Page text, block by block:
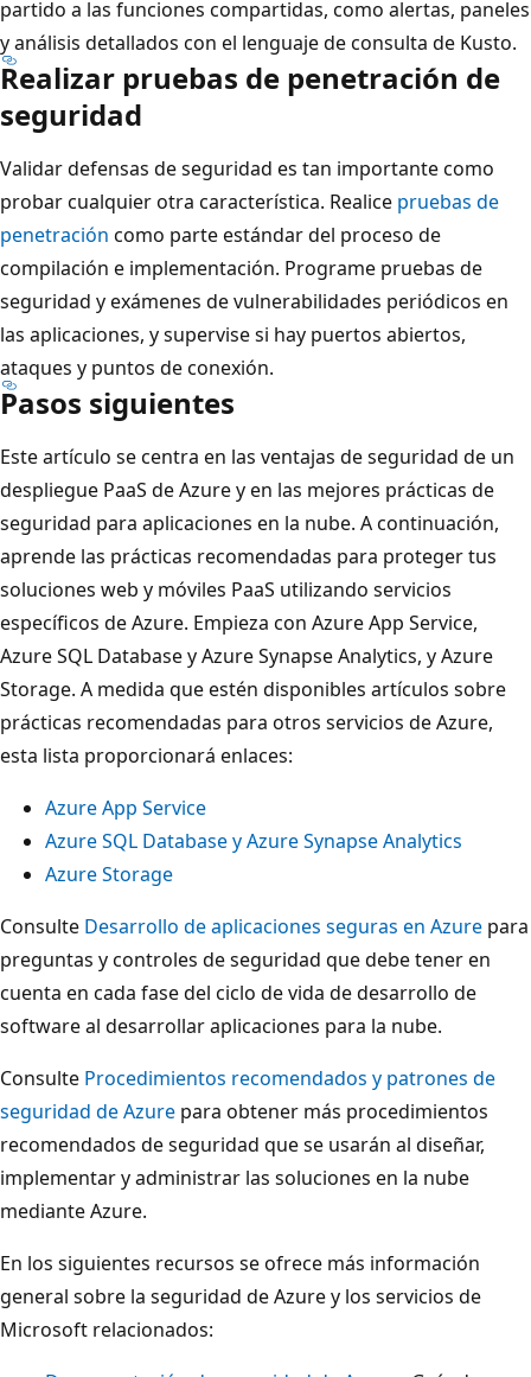
partido a las funciones compartidas, como alertas, paneles
y análisis detallados con el lenguaje de consulta de Kusto.
Realizar pruebas de penetración de
seguridad
Validar defensas de seguridad es tan importante como
probar cualquier otra característica. Realice pruebas de
penetración como parte estándar del proceso de
compilación e implementación. Programe pruebas de
seguridad y exámenes de vulnerabilidades periódicos en
las aplicaciones, y supervise si hay puertos abiertos,
ataques y puntos de conexión.
Pasos siguientes
Este artículo se centra en las ventajas de seguridad de un
despliegue PaaS de Azure y en las mejores prácticas de
seguridad para aplicaciones en la nube. A continuación,
aprende las prácticas recomendadas para proteger tus
soluciones web y móviles PaaS utilizando servicios
específicos de Azure. Empieza con Azure App Service,
Azure SQL Database y Azure Synapse Analytics, y Azure
Storage. A medida que estén disponibles artículos sobre
prácticas recomendadas para otros servicios de Azure,
esta lista proporcionará enlaces:
Azure App Service
Azure SQL Database y Azure Synapse Analytics
Azure Storage
Consulte Desarrollo de aplicaciones seguras en Azure para
preguntas y controles de seguridad que debe tener en
cuenta en cada fase del ciclo de vida de desarrollo de
software al desarrollar aplicaciones para la nube.
Consulte Procedimientos recomendados y patrones de
seguridad de Azure para obtener más procedimientos
recomendados de seguridad que se usarán al diseñar,
implementar y administrar las soluciones en la nube
mediante Azure.
En los siguientes recursos se ofrece más información
general sobre la seguridad de Azure y los servicios de
Microsoft relacionados: